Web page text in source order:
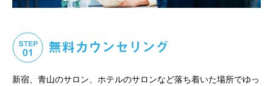
新宿、青山のサロン、ホテルのサロンなど落ち着いた場所でゆっ